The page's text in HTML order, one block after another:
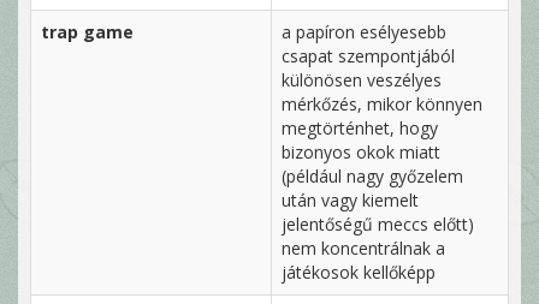
trap game
a papíron esélyesebb
csapat szempontjából
különösen veszélyes
mérkőzés, mikor könnyen
megtörténhet, hogy
bizonyos okok miatt
(például nagy győzelem
után vagy kiemelt
jelentőségű meccs előtt)
nem koncentrálnak a
játékosok kellőképp